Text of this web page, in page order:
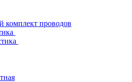
комплект проводов